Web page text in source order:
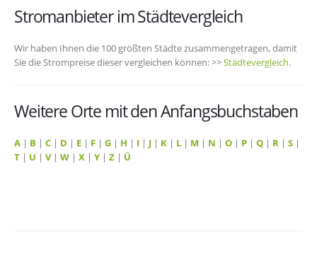
Stromanbieter im Städtevergleich
Wir haben Ihnen die 100 größten Städte zusammengetragen, damit
Sie die Strompreise dieser vergleichen können: >>Städtevergleich.
Weitere Orte mit den Anfangsbuchstaben
A | B | C | D | E | F | G | H | I | J | K | L | M | N | O | P | Q | R | S |
T | U | V| W | X | Y | Z | Ü